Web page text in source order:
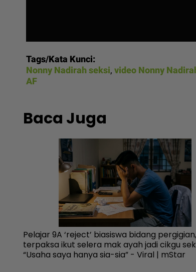
Tags/Kata Kunci:
Nonny Nadirah seksi, video Nonny
AF
Baca Juga
Pelajar 9A ‘reject’ biasiswa bidang pergigian,
terpaksa ikut selera mak ayah jadi cikgu
“Usaha saya hanya sia-sia” - Viral | mStar